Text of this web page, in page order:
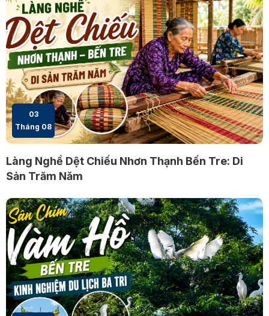
03
Tháng 08
Làng Nghề Dệt Chiếu Nhơn Thạnh Bến Tre: Di
Sản Trăm Năm